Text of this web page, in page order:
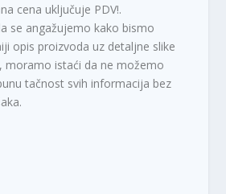
cena uključuje PDV!.
se angažujemo kako bismo
opis proizvoda uz detaljne slike
moramo istaći da ne možemo
tačnost svih informacija bez